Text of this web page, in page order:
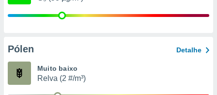
através
Pólen Detalhe
Muito baixo
Relva (2 #/m³)